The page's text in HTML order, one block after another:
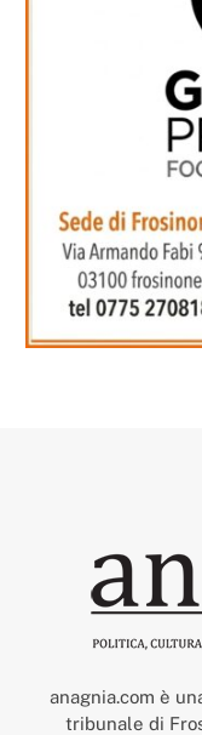
anagnia.com è
tribunale di